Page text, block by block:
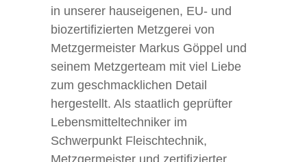
in unserer hauseigenen, EU- und
biozertifizierten Metzgerei von
Metzgermeister Markus Göppel und
seinem Metzgerteam mit viel Liebe
zum geschmacklichen Detail
hergestellt. Als staatlich geprüfter
Lebensmitteltechniker im
Schwerpunkt Fleischtechnik,
Metzgermeister und zertifizierter